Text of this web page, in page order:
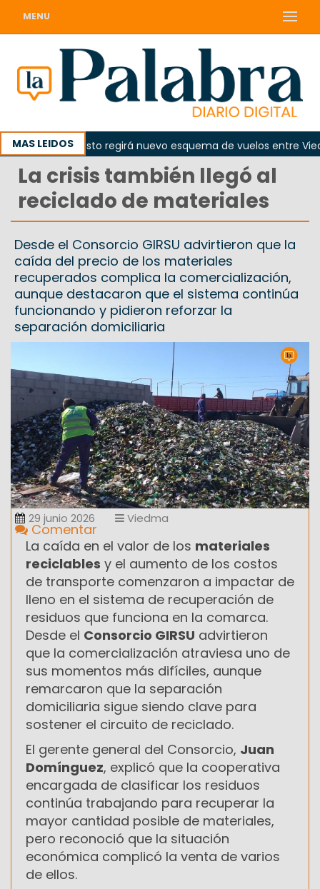
MENU
MAS LEIDOS
el 10 de agosto regirá nuevo esquema de vuelos entre
La crisis también llegó al
reciclado de materiales
Desde el Consorcio GIRSU advirtieron que la
caída del precio de los materiales
recuperados complica la comercialización,
aunque destacaron que el sistema continúa
funcionando y pidieron reforzar la
separación domiciliaria
29 junio 2026 Viedma
Comentar
La caída en el valor de los materiales
reciclables y el aumento de los costos
de transporte comenzaron a impactar de
lleno en el sistema de recuperación de
residuos que funciona en la comarca.
Desde el Consorcio GIRSU advirtieron
que la comercialización atraviesa uno de
sus momentos más difíciles, aunque
remarcaron que la separación
domiciliaria sigue siendo clave para
sostener el circuito de reciclado.
El gerente general del Consorcio, Juan
Domínguez, explicó que la cooperativa
encargada de clasificar los residuos
continúa trabajando para recuperar la
mayor cantidad posible de materiales,
pero reconoció que la situación
económica complicó la venta de varios
de ellos.